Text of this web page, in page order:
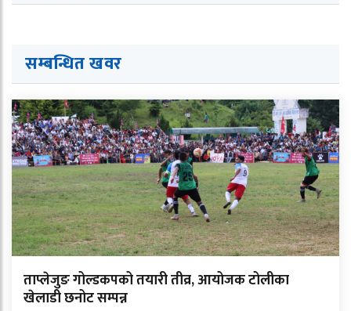
सम्बन्धित खवर
ताप्लेजुङ गोल्डकपको तयारी तीव्र, आयोजक टोलीका
खेलाडी छनोट सम्पन्न